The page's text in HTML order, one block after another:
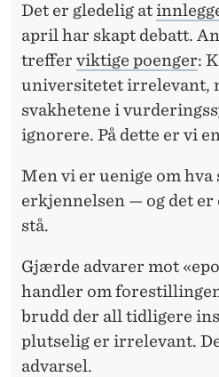
Det er gledelig at
april har skapt debatt.
treffer viktige poenger:
universitetet irrelevant,
svakhetene i
ignorere. På dette er vi
Men vi er uenige om hva
erkjennelsen — og det er
stå.
Gjærde advarer mot
handler om
brudd der all tidligere
plutselig er irrelevant.
advarsel.